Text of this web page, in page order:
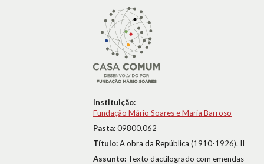
Instituição:
Fundação Mário Soares e Maria Barroso
Pasta:09800.062
Título:A obra da República (1910-1926). II
Assunto: Texto dactilogrado com emendas